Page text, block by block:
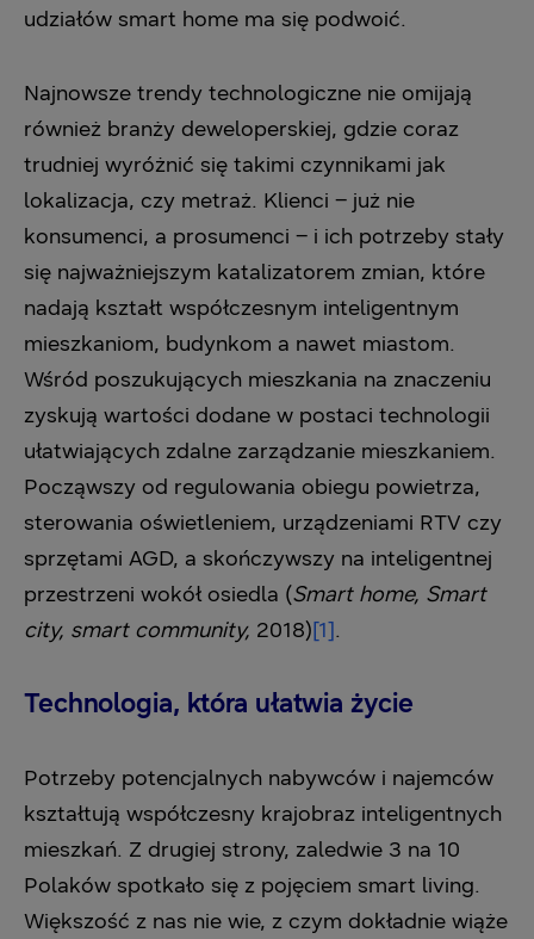
udziałów smart home ma się podwoić.
Najnowsze trendy technologiczne nie omijają
również branży deweloperskiej, gdzie coraz
trudniej wyróżnić się takimi czynnikami jak
lokalizacja, czy metraż. Klienci – już nie
konsumenci, a prosumenci – i ich potrzeby stały
się najważniejszym katalizatorem zmian, które
nadają kształt współczesnym inteligentnym
mieszkaniom, budynkom a nawet miastom.
Wśród poszukujących mieszkania na znaczeniu
zyskują wartości dodane w postaci technologii
ułatwiających zdalne zarządzanie mieszkaniem.
Począwszy od regulowania obiegu powietrza,
sterowania oświetleniem, urządzeniami RTV czy
sprzętami AGD, a skończywszy na inteligentnej
przestrzeni wokół osiedla (Smart home, Smart
city, smart community, 2018)[1].
Technologia, która ułatwia życie
Potrzeby potencjalnych nabywców i najemców
kształtują współczesny krajobraz inteligentnych
mieszkań. Z drugiej strony, zaledwie 3 na 10
Polaków spotkało się z pojęciem smart living.
Większość z nas nie wie, z czym dokładnie wiąże